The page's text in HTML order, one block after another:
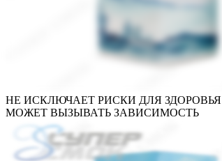
НЕ ИСКЛЮЧАЕТ РИСКИ ДЛЯ ЗДОРОВЬЯ
МОЖЕТ ВЫЗЫВАТЬ ЗАВИСИМОСТЬ